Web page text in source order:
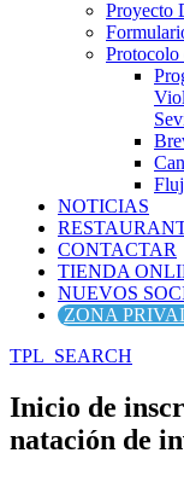
Proyecto
Protocolo
NOTICIAS
CONTACTAR
TIENDA
NUEVOS
ZONA
TPL_SEARCH
Inicio de
natación de